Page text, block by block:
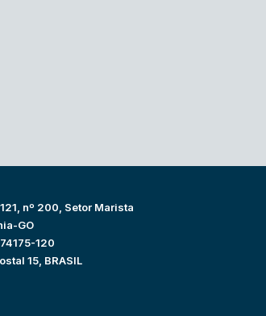
nº 200, Setor Marista
GO
120
15, BRASIL